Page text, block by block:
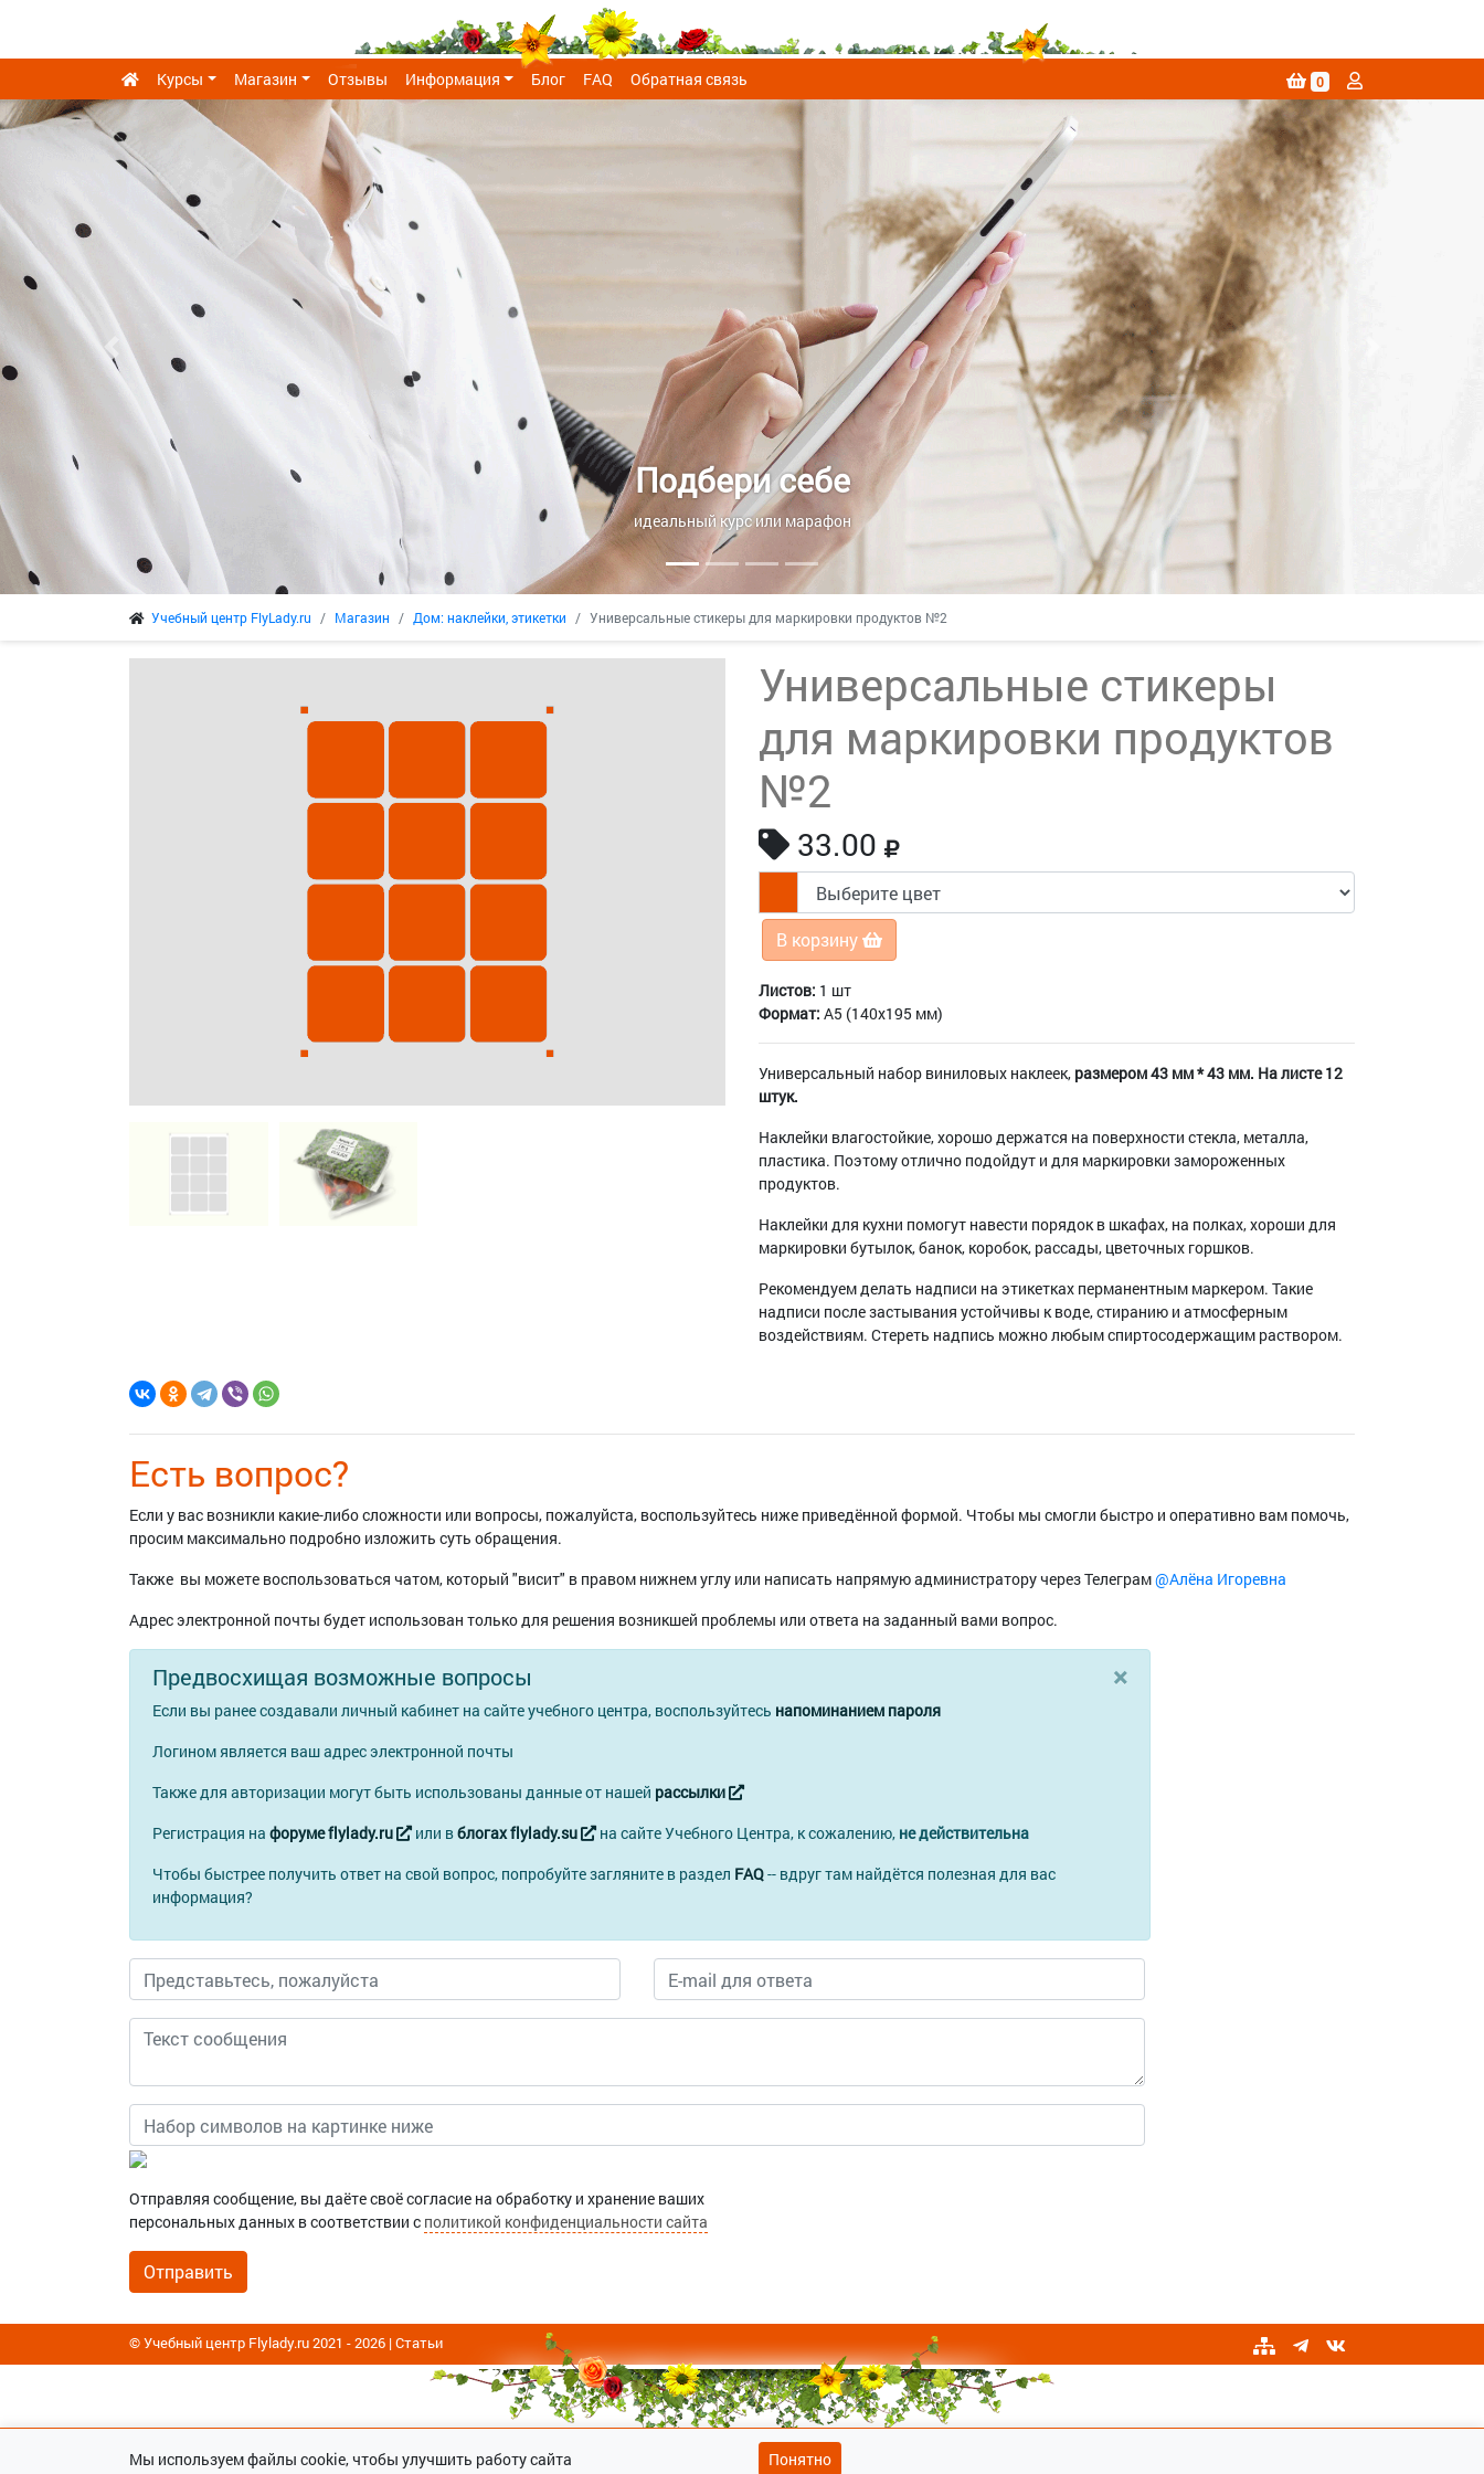
Курсы Магазин Отзывы Информация Блог FAQ Обратная связь 0
Подбери себе
идеальный курс или марафон
Previous
Учебный центр FlyLady.ru Магазин Дом: наклейки, этикетки Универсальные стикеры для маркировки продуктов №2
Универсальные стикеры
для маркировки продуктов
№2
33.00
В корзину
Листов: 1 шт
Формат: A5 (140x195 мм)
Универсальный набор виниловых наклеек, размером 43 мм * 43 мм. На листе 12
штук.
Наклейки влагостойкие, хорошо держатся на поверхности стекла, металла,
пластика. Поэтому отлично подойдут и для маркировки замороженных
продуктов.
Наклейки для кухни помогут навести порядок в шкафах, на полках, хороши для
маркировки бутылок, банок, коробок, рассады, цветочных горшков.
Рекомендуем делать надписи на этикетках перманентным маркером. Такие
надписи после застывания устойчивы к воде, стиранию и атмосферным
воздействиям. Стереть надпись можно любым спиртосодержащим раствором.
Есть вопрос?
Если у вас возникли какие-либо сложности или вопросы, пожалуйста, воспользуйтесь ниже приведённой формой. Чтобы мы смогли быстро и оперативно вам помочь,
просим максимально подробно изложить суть обращения.
Также вы можете воспользоваться чатом, который "висит" в правом нижнем углу или написать напрямую администратору через Телеграм@Алёна Игоревна
Адрес электронной почты будет использован только для решения возникшей проблемы или ответа на заданный вами вопрос.
Предвосхищая возможные вопросы
Если вы ранее создавали личный кабинет на сайте учебного центра, воспользуйтесь напоминанием пароля
Логином является ваш адрес электронной почты
Также для авторизации могут быть использованы данные от нашей рассылки
Регистрация на форуме flylady.ru или вблогах flylady.su на сайте Учебного Центра, к сожалению, не действительна
Чтобы быстрее получить ответ на свой вопрос, попробуйте загляните в раздел FAQ-- вдруг там найдётся полезная для вас
информация?
×
Отправляя сообщение, вы даёте своё согласие на обработку и хранение ваших
персональных данных в соответствии с политикой конфиденциальности сайта
© Учебный центр Flylady.ru 2021 - 2026 |Статьи
Мы используем файлы cookie, чтобы улучшить работу сайта Понятно